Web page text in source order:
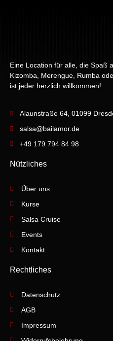
Eine Location für alle, die Spaß
Kizomba, Merengue, Rumba
ist jeder herzlich willkommen!
Alaunstraße 64, 01099
salsa@bailamor.de
+49 179 794 84 98
Nützliches
Über uns
Kurse
Salsa Cruise
Events
Kontakt
Rechtliches
Datenschutz
AGB
Impressum